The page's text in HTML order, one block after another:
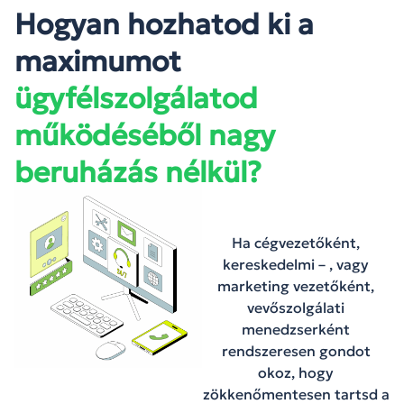
Hogyan hozhatod ki a
maximumot
ügyfélszolgálatod
működéséből nagy
beruházás nélkül?
Ha cégvezetőként,
kereskedelmi – , vagy
marketing vezetőként,
vevőszolgálati
menedzserként
rendszeresen gondot
okoz, hogy
zökkenőmentesen tartsd a